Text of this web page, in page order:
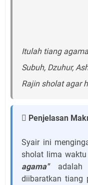
Itulah tiang
Subuh, Dzuhur,
Rajin sholat agar
 Penjelasan
Syair ini
sholat lima waktu
agama"adalah
diibaratkan tiang